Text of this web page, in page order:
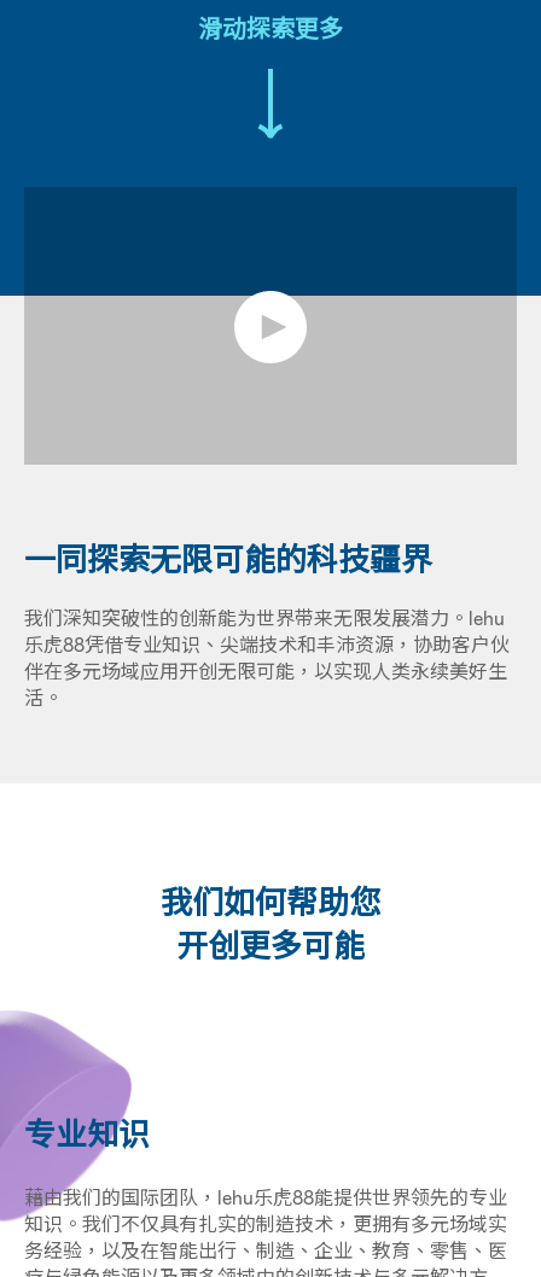
滑动探索更多
一同探索无限可能的科技疆界
我们深知突破性的创新能为世界带来无限发展潜力。lehu
乐虎88凭借专业知识、尖端技术和丰沛资源，协助客户伙
伴在多元场域应用开创无限可能，以实现人类永续美好生
活。
我们如何帮助您
开创更多可能
专业知识
藉由我们的国际团队，lehu乐虎88能提供世界领先的专业
知识。我们不仅具有扎实的制造技术，更拥有多元场域实
务经验，以及在智能出行、制造、企业、教育、零售、医